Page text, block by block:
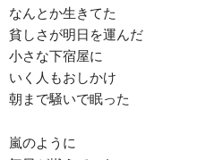
なんとか生きてた
貧しさが明日を運んだ
小さな下宿屋に
いく人もおしかけ
朝まで騒いで眠った
嵐のように